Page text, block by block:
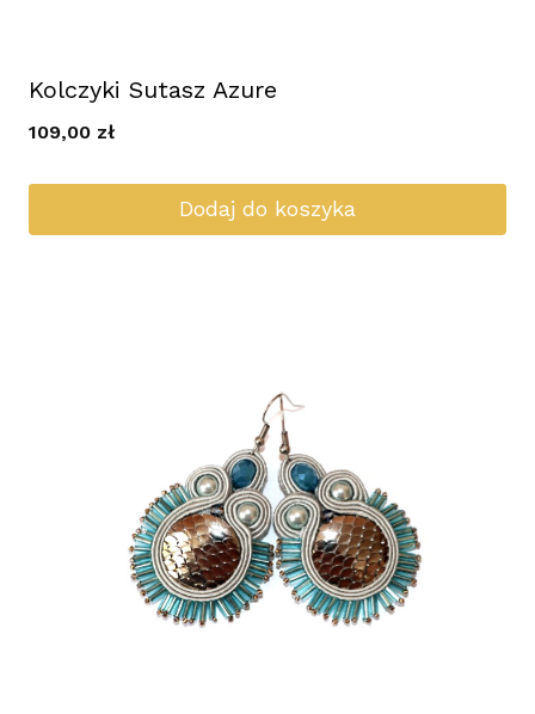
Kolczyki Sutasz Azure
109,00 zł
Dodaj do koszyka